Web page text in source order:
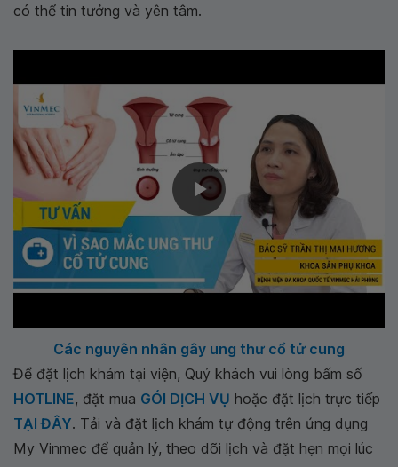
có thể tin tưởng và yên tâm.
Các nguyên nhân gây ung thư cổ tử cung
Để đặt lịch khám tại viện, Quý khách vui lòng bấm số
HOTLINE, đặt mua GÓI DỊCH VỤ hoặc đặt lịch trực tiếp
TẠI ĐÂY. Tải và đặt lịch khám tự động trên ứng dụng
My Vinmec để quản lý, theo dõi lịch và đặt hẹn mọi lúc